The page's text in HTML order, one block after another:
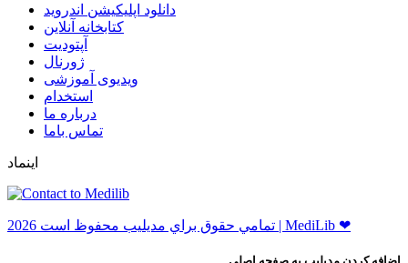
دانلود اپلیکیشن اندروید
ﮐﺘﺎﺑﺨﺎﻧﻪ ﺁﻧﻼﯾﻦ
ﺁﭘﺘﻮﺩﯾﺖ
ﮊﻭﺭﻧﺎﻝ
ویدیوی آموزشی
استخدام
درباره ما
ﺗﻤﺎﺱ ﺑﺎﻣﺎ
اینماد
ﺗﻤﺎﻣﻲ ﺣﻘﻮﻕ ﺑﺮاﻱ ﻣﺪﻳﻠﻴﺐ ﻣﺤﻔﻮﻅ اﺳﺖ 2026 | MediLib ❤